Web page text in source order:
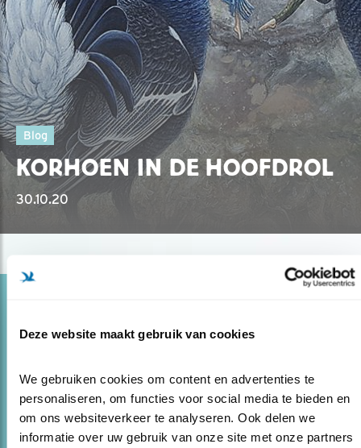
Deze website maakt gebruik van cookies
We gebruiken cookies om content en advertenties te
personaliseren, om functies voor social media te bieden en
om ons websiteverkeer te analyseren. Ook delen we
informatie over uw gebruik van onze site met onze partners
Blog
KORHOEN IN DE HOOFDROL
30.10.20
OP ZOEK NAAR EEN KORHOEN EN WAT
15.06.20Cees Witkamp gaat op zoek naar een korhoen,
maar doet een mysterieuze vondst. Hij verhuisde
(deels) naar Estland en ontdekt daar de natuur, die elke
dag weer wat verrassends in petto heeft.